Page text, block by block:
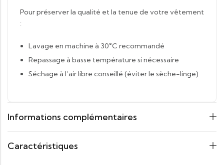
Pour préserver la qualité et la tenue de votre vêtement
:
Lavage en machine à 30°C recommandé
Repassage à basse température si nécessaire
Séchage à l’air libre conseillé (éviter le sèche-linge)
Informations complémentaires
Caractéristiques